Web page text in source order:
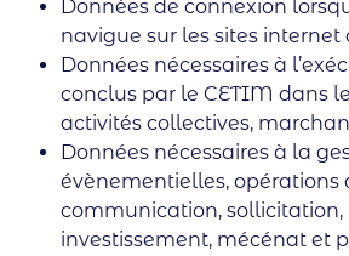
Données de connexion
navigue sur les sites internet
Données nécessaires à
conclus par le CETIM dans
activités collectives,
Données nécessaires à la
évènementielles, opérations
communication, sollicitation,
investissement, mécénat et